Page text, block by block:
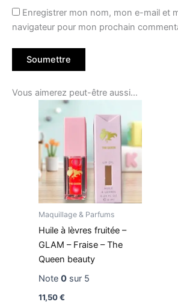
Enregistrer mon nom, mon e-mail et
navigateur pour mon prochain
Vous aimerez peut-être aussi…
Maquillage & Parfums
Huile à lèvres fruitée –
GLAM – Fraise – The
Queen beauty
Note 0sur 5
11,50€